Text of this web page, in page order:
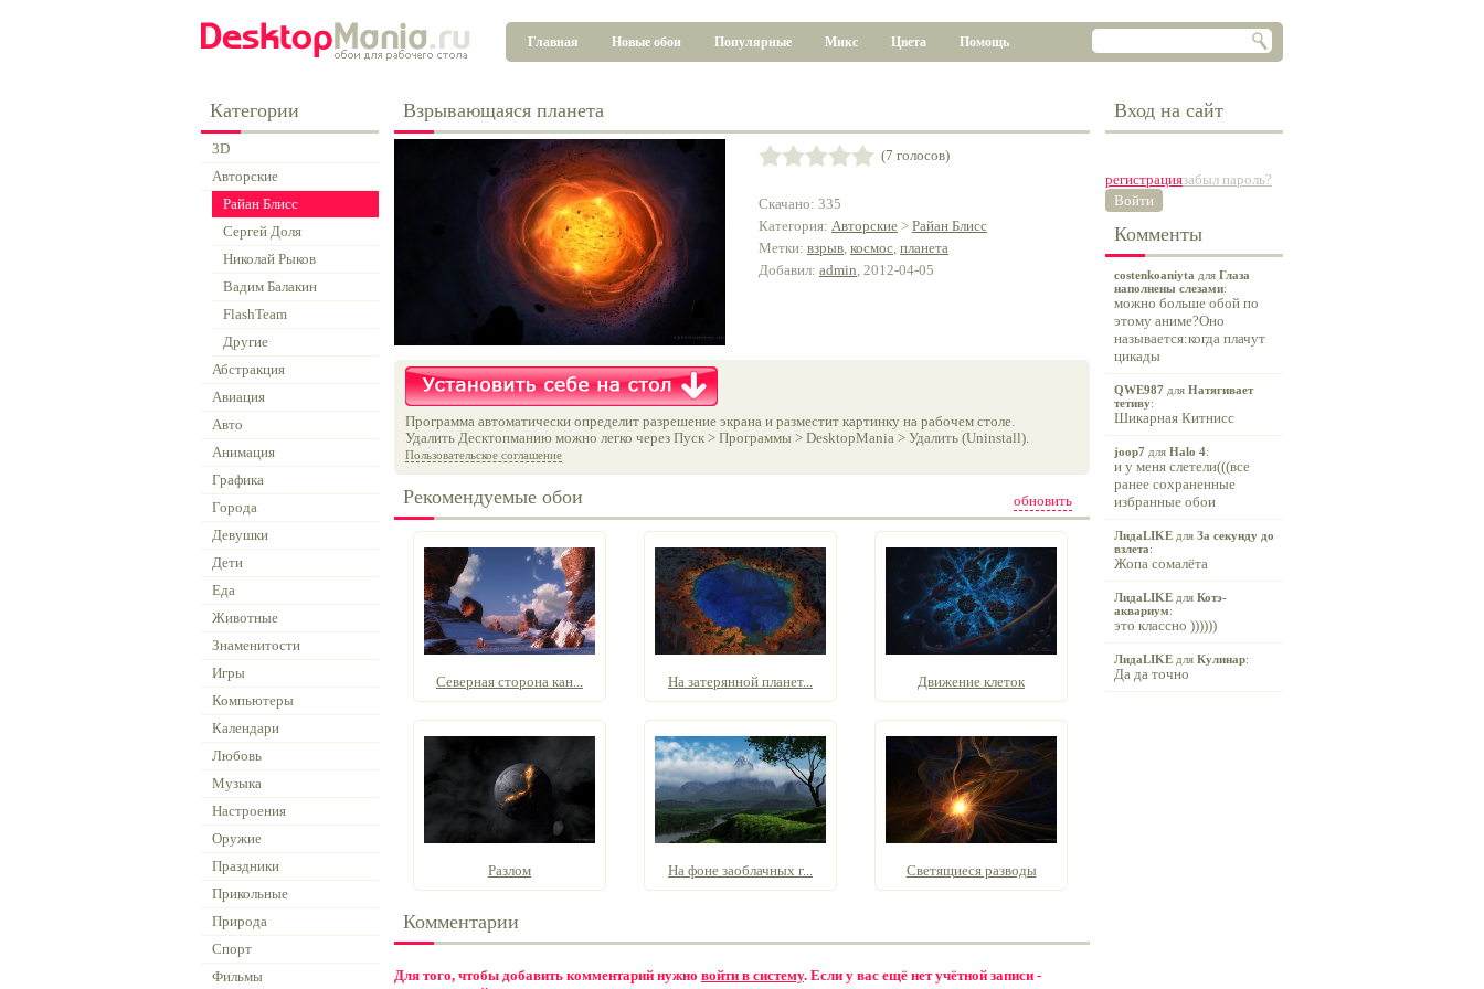
Главная Новые обои Популярные Микс Цвета Помощь
Категории
3D
Авторские
Райан Блисс
Сергей Доля
Николай Рыков
Вадим Балакин
FlashTeam
Другие
Абстракция
Авиация
Авто
Анимация
Графика
Города
Девушки
Дети
Еда
Животные
Знаменитости
Игры
Компьютеры
Календари
Любовь
Музыка
Настроения
Оружие
Праздники
Прикольные
Природа
Спорт
Фильмы
Взрывающаяся планета
(7 голосов)
Скачано: 335
Категория: Авторские > Райан Блисс
Метки: взрыв, космос, планета
Добавил: admin, 2012-04-05
Программа автоматически определит разрешение экрана и разместит картинку на рабочем столе.
Удалить Десктопманию можно легко через Пуск > Программы > DesktopMania > Удалить (Uninstall).
Пользовательское соглашение
обновить
Рекомендуемые обои
Северная сторона кан... На затерянной планет... Движение клеток
Разлом На фоне заоблачных г... Светящиеся разводы
Комментарии
Для того, чтобы добавить комментарий нужно войти в систему. Если у вас ещё нет учётной записи -
Вход на сайт
регистрациязабыл пароль?
Войти
Комменты
costenkoaniyta для Глаза
наполнены слезами:
можно больше обой по
этому аниме?Оно
называется:когда плачут
цикады
QWE987 для Натягивает
тетиву:
Шикарная Китнисс
joop7 для Halo 4:
и у меня слетели(((все
ранее сохраненные
избранные обои
ЛидаLIKE для За секунду до
взлета:
Жопа сомалёта
ЛидаLIKE для Котэ-
аквариум:
это классно ))))))
ЛидаLIKE для Кулинар:
Да да точно